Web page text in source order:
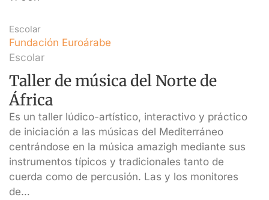
Escolar
Fundación Euroárabe
Escolar
Taller de música del Norte de
África
Es un taller lúdico-artístico, interactivo y práctico
de iniciación a las músicas del Mediterráneo
centrándose en la música amazigh mediante sus
instrumentos típicos y tradicionales tanto de
cuerda como de percusión. Las y los monitores
de…